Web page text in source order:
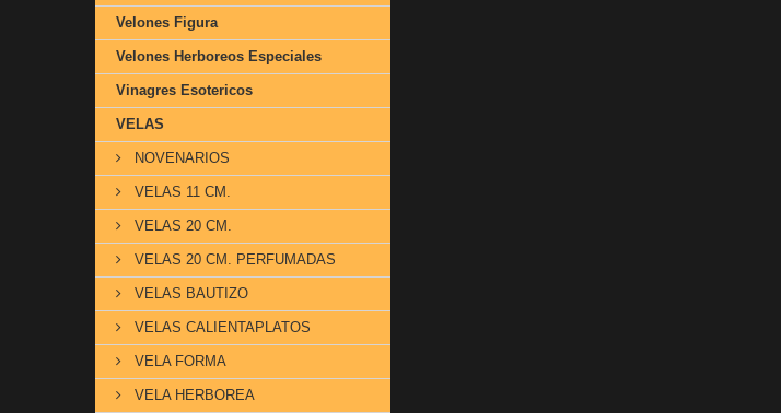
Velones Figura
Velones Herboreos Especiales
Vinagres Esotericos
VELAS
NOVENARIOS
VELAS 11 CM.
VELAS 20 CM.
VELAS 20 CM. PERFUMADAS
VELAS BAUTIZO
VELAS CALIENTAPLATOS
VELA FORMA
VELA HERBOREA